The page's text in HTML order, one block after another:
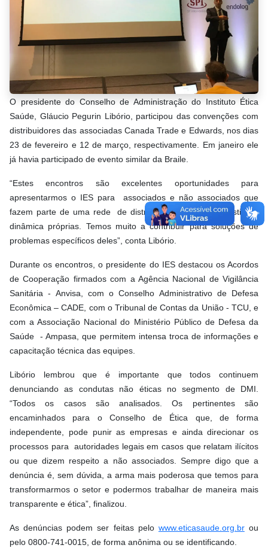
O presidente do Conselho de Administração do Instituto Ética
Saúde, Gláucio Pegurin Libório, participou das convenções com
distribuidores das associadas Canada Trade e Edwards, nos dias
23 de fevereiro e 12 de março, respectivamente. Em janeiro ele
já havia participado de evento similar da Braile.
“Estes encontros são excelentes oportunidades para
apresentarmos o IES para associados e não associados que
fazem parte de uma rede de distribuição, com característica e
dinâmica próprias. Temos muito a contribuir para soluções de
problemas específicos deles”, conta Libório.
Durante os encontros, o presidente do IES destacou os Acordos
de Cooperação firmados com a Agência Nacional de Vigilância
Sanitária - Anvisa, com o Conselho Administrativo de Defesa
Econômica – CADE, com o Tribunal de Contas da União - TCU, e
com a Associação Nacional do Ministério Público de Defesa da
Saúde - Ampasa, que permitem intensa troca de informações e
capacitação técnica das equipes.
Libório lembrou que é importante que todos continuem
denunciando as condutas não éticas no segmento de DMI.
“Todos os casos são analisados. Os pertinentes são
encaminhados para o Conselho de Ética que, de forma
independente, pode punir as empresas e ainda direcionar os
processos para autoridades legais em casos que relatam ilícitos
ou que dizem respeito a não associados. Sempre digo que a
denúncia é, sem dúvida, a arma mais poderosa que temos para
transformarmos o setor e podermos trabalhar de maneira mais
transparente e ética”, finalizou.
As denúncias podem ser feitas pelo www.eticasaude.org.brou
pelo 0800-741-0015, de forma anônima ou se identificando.